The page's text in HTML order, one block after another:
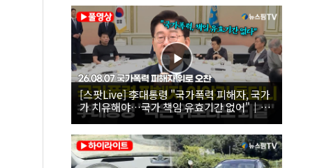
[스팟Live] 李대통령 "국가폭력 피해자, 국가
가 치유해야…국가 책임 유효기간 없어"｜
26.08.07 국가폭력 피해자 위로 오찬